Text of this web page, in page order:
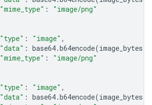
"mime_type" :
"image/png"
"type" : "image" ,
"data" : base64.b64encode(image_bytes
"mime_type" :
"image/png"
"type" : "image" ,
"data" : base64.b64encode(image_bytes